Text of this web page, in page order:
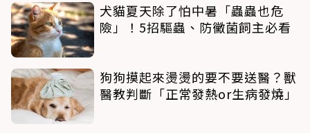
犬貓夏天除了怕中暑「蟲蟲也危
險」！5招驅蟲、防黴菌飼主必看
狗狗摸起來燙燙的要不要送醫？獸
醫教判斷「正常發熱or生病發燒」